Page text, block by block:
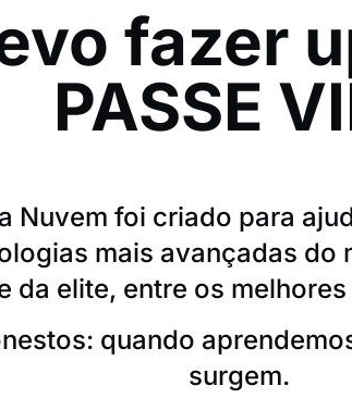
fazer
PASSE
Nuvem foi criado para
mais avançadas do
da elite, entre os
quando
surgem.